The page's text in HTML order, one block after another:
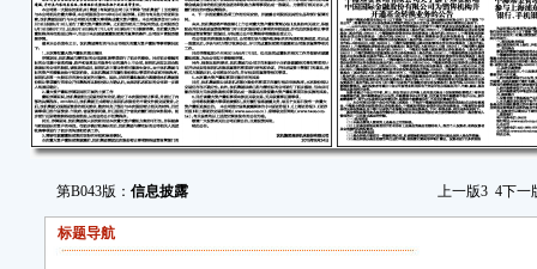
第B043版： 信息披露 上一版3 4下一
标题导航